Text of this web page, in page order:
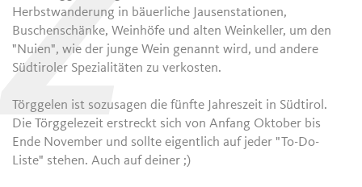
Z
Herbstwanderung in bäuerliche Jausenstationen,
Buschenschänke, Weinhöfe und alten Weinkeller, um den
"Nuien", wie der junge Wein genannt wird, und andere
Südtiroler Spezialitäten zu verkosten.
Törggelen ist sozusagen die fünfte Jahreszeit in Südtirol.
Die Törggelezeit erstreckt sich von Anfang Oktober bis
Ende November und sollte eigentlich auf jeder "To-Do-
Liste" stehen. Auch auf deiner ;)